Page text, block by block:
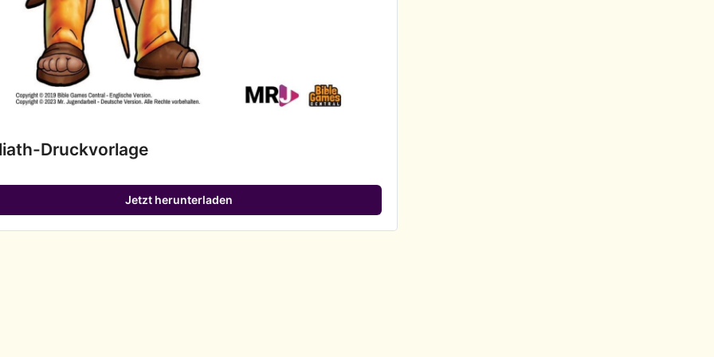
Druckvorlage
Jetzt herunterladen